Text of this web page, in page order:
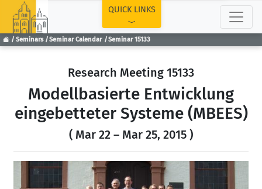
Seminars Seminar Calendar Seminar 15133
QUICK LINKS
Research Meeting 15133
Modellbasierte Entwicklung
eingebetteter Systeme (MBEES)
( Mar 22 – Mar 25, 2015 )